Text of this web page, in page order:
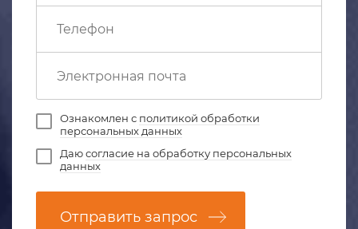
Ознакомлен с политикой обработки
персональных данных
Даюсогласие на обработку персональных
данных
Отправить запрос